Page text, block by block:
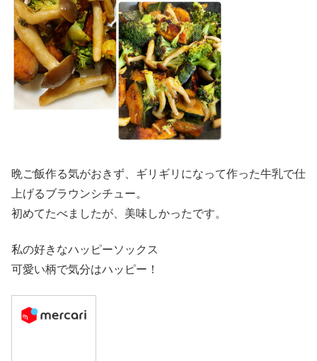
晩ご飯作る気がおきず、ギリギリになって作った牛乳で仕
上げるブラウンシチュー。
初めてたべましたが、美味しかったです。
私の好きなハッピーソックス
可愛い柄で気分はハッピー！